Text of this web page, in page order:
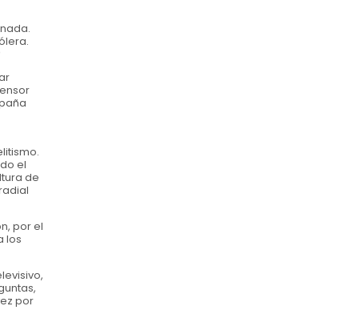
el
de
por el
los
por